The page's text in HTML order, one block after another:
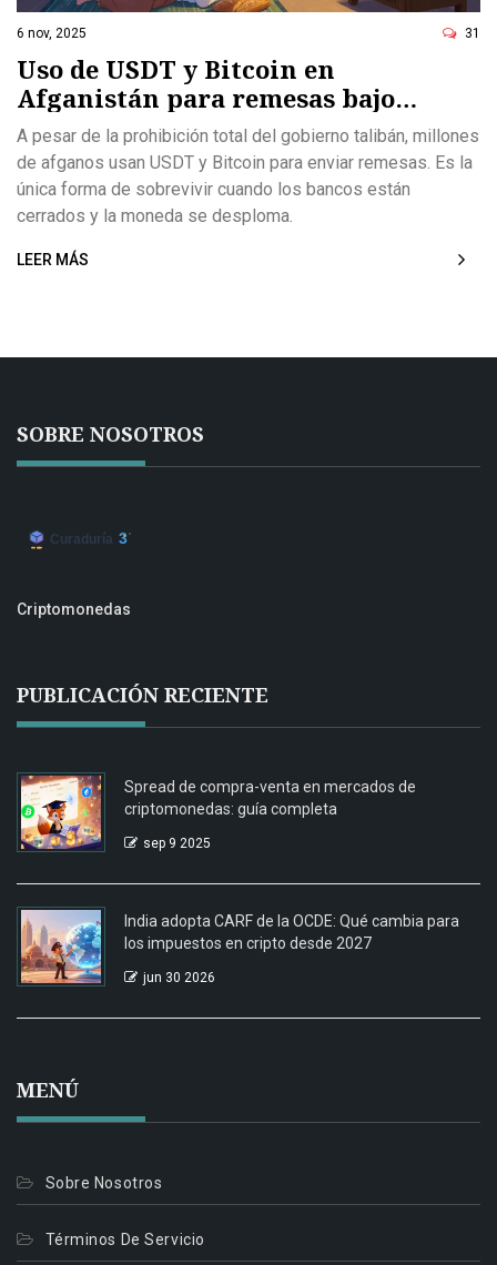
6 nov, 2025 31
Uso de USDT y Bitcoin en
Afganistán para remesas bajo
prohibición
A pesar de la prohibición total del gobierno talibán, millones
de afganos usan USDT y Bitcoin para enviar remesas. Es la
única forma de sobrevivir cuando los bancos están
cerrados y la moneda se desploma.
LEER MÁS
SOBRE NOSOTROS
Criptomonedas
PUBLICACIÓN RECIENTE
Spread de compra-venta en mercados de
criptomonedas: guía completa
sep 9 2025
India adopta CARF de la OCDE: Qué cambia para
los impuestos en cripto desde 2027
jun 30 2026
MENÚ
Sobre Nosotros
Términos De Servicio